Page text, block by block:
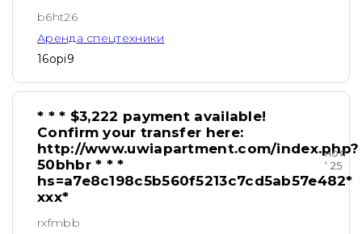
b6ht26
Аренда спецтехники
16opi9
* * * $3,222 payment available!
Confirm your transfer here:
http://www.uwiapartment.com/index.php?
50bhbr * * *
hs=a7e8c198c5b560f5213c7cd5ab57e482*
ххх*
ноя
‘ 25
rxfmbb